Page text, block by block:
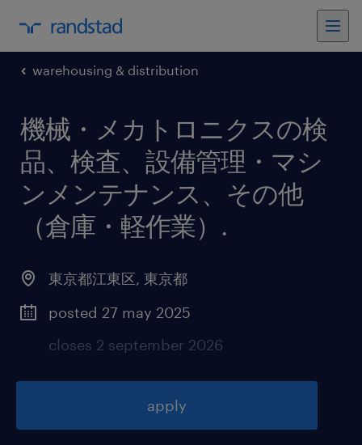
warehousing & distribution
機械・メカトロニクスの検
品、検査、設備管理・マシ
ンメンテナンス、その他
（倉庫・軽作業） .
東京都江東区, 東京都
posted 27 may 2025
closes 2 september 2026
apply